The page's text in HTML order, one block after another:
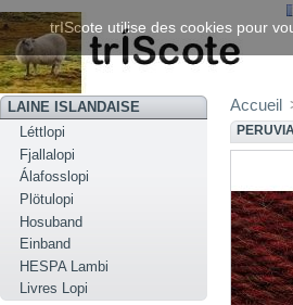
LAINE ISLANDAISE
Léttlopi
Fjallalopi
Álafosslopi
Plötulopi
Hosuband
Einband
HESPA Lambi
Livres Lopi
Accueil
trIScote utilise des cookies pour